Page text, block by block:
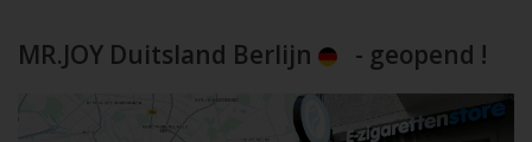
MR.JOY Duitsland Berlijn - geopend !